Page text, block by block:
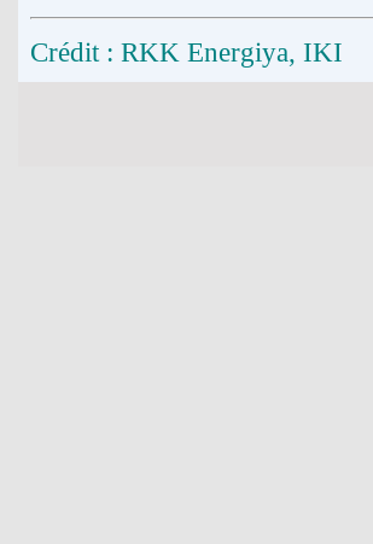
Crédit : RKK Energiya, IKI